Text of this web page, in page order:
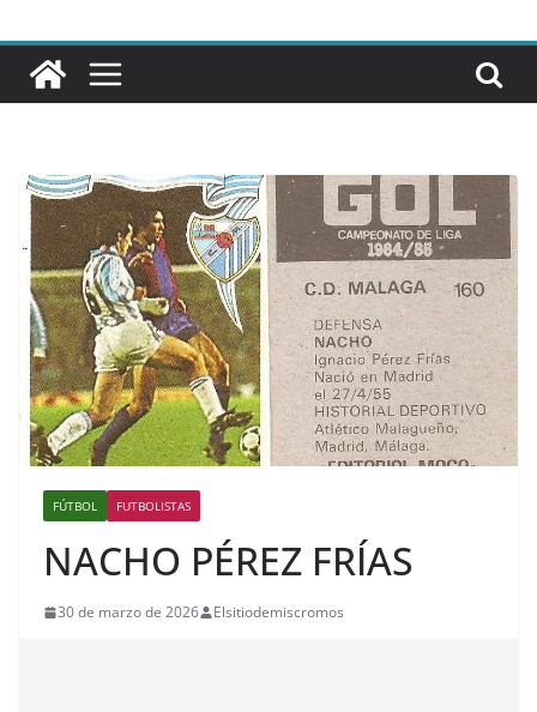
FÚTBOL FUTBOLISTAS
NACHO PÉREZ FRÍAS
30 de marzo de 2026 Elsitiodemiscromos